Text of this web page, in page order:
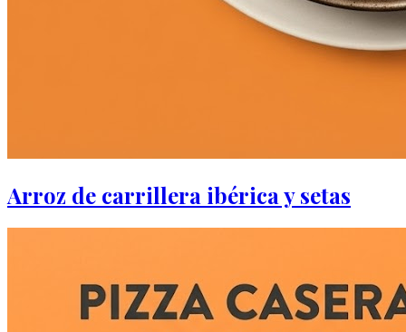
Arroz de carrillera ibérica y setas